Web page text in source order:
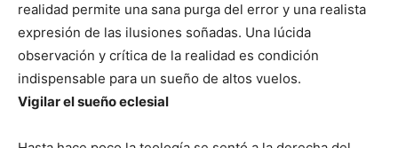
realidad permite una sana purga del error y una realista
expresión de las ilusiones soñadas. Una lúcida
observación y crítica de la realidad es condición
indispensable para un sueño de altos vuelos.
Vigilar el sueño eclesial